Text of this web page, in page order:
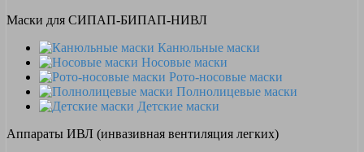
Маски для СИПАП-БИПАП-НИВЛ
Канюльные маски
Носовые маски
Рото-носовые маски
Полнолицевые маски
Детские маски
Аппараты ИВЛ (инвазивная вентиляция легких)